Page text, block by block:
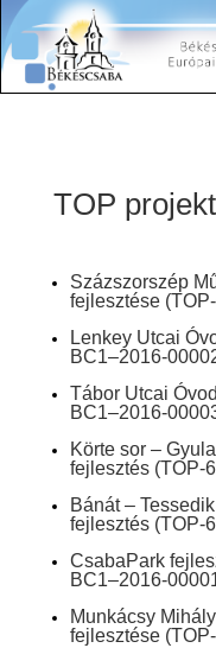
TOP
Százszorszép
fejlesztése
Lenkey Utcai
BC1–2016-
Tábor Utcai
BC1–2016-
Körte sor –
fejlesztés(TOP-
Bánát –
fejlesztés(TOP-
CsabaPark
BC1–2016-
Munkácsy
fejlesztése